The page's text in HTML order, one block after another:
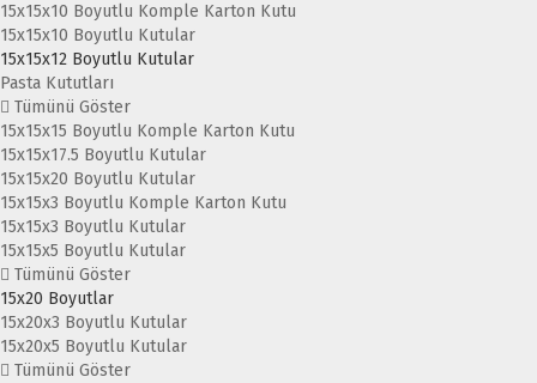
15x15x10 Boyutlu Komple Karton Kutu
15x15x10 Boyutlu Kutular
15x15x12 Boyutlu Kutular
Pasta Kututları
Tümünü Göster
15x15x15 Boyutlu Komple Karton Kutu
15x15x17.5 Boyutlu Kutular
15x15x20 Boyutlu Kutular
15x15x3 Boyutlu Komple Karton Kutu
15x15x3 Boyutlu Kutular
15x15x5 Boyutlu Kutular
Tümünü Göster
15x20 Boyutlar
15x20x3 Boyutlu Kutular
15x20x5 Boyutlu Kutular
Tümünü Göster